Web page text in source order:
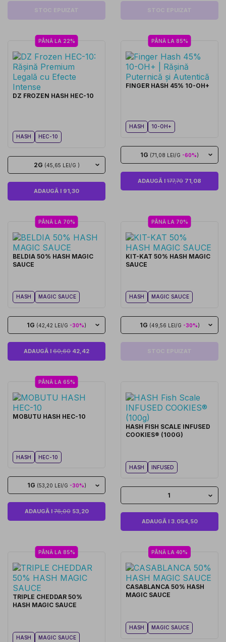
STOC EPUIZAT STOC EPUIZAT
PÂNĂ LA 22%
DZ FROZEN HASH HEC-10
HASH HEC-10
2G (45,65 LEI/G )
ADAUGĂ I 91,30
PÂNĂ LA 85%
FINGER HASH 45% 10-OH+
HASH 10-OH+
1G (71,08 LEI/G -60%)
ADAUGĂ I 177,70 71,08
PÂNĂ LA 70%
BELDIA 50% HASH MAGIC
SAUCE
HASH MAGIC SAUCE
1G (42,42 LEI/G -30%)
ADAUGĂ I 60,60 42,42
PÂNĂ LA 70%
KIT-KAT 50% HASH MAGIC
SAUCE
HASH MAGIC SAUCE
1G (49,56 LEI/G -30%)
STOC EPUIZAT
PÂNĂ LA 65%
MOBUTU HASH HEC-10
HASH HEC-10
1G (53,20 LEI/G -30%)
ADAUGĂ I76,0053,20
HASH FISH SCALE INFUSED
COOKIES® (100G)
HASH INFUSED
1
ADAUGĂ I 3.054,50
PÂNĂ LA 85%
TRIPLE CHEDDAR 50%
HASH MAGIC SAUCE
HASH MAGIC SAUCE
PÂNĂ LA 40%
CASABLANCA 50% HASH
MAGIC SAUCE
HASH MAGIC SAUCE